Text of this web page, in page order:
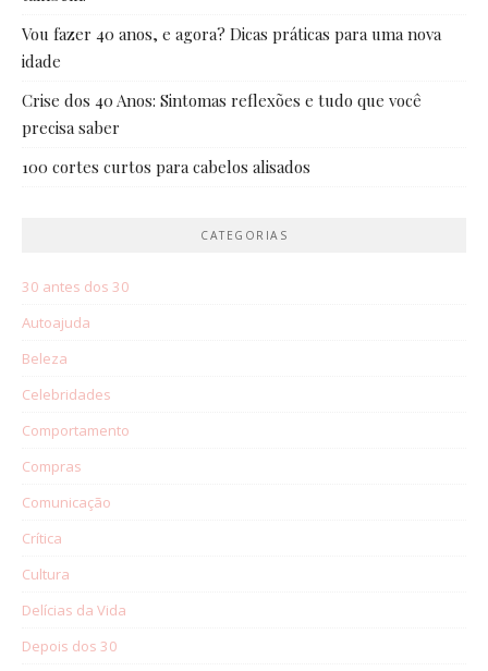
Vou fazer 40 anos, e agora? Dicas práticas para uma nova
idade
Crise dos 40 Anos: Sintomas reflexões e tudo que você
precisa saber
100 cortes curtos para cabelos alisados
CATEGORIAS
30 antes dos 30
Autoajuda
Beleza
Celebridades
Comportamento
Compras
Comunicação
Crítica
Cultura
Delícias da Vida
Depois dos 30